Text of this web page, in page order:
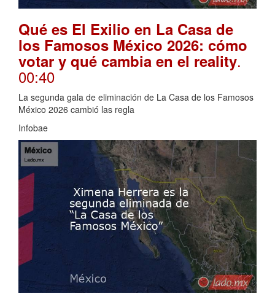
Qué es El Exilio en La Casa de
los Famosos México 2026: cómo
votar y qué cambia en el reality.
00:40
La segunda gala de eliminación de La Casa de los Famosos
México 2026 cambió las regla
Infobae